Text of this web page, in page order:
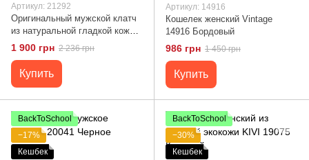
Артикул: 21292
Оригинальный мужской клатч
из натуральной гладкой кожи
21292 Vintage Черный
1 900 грн 2 236 грн
Купить
Артикул: 14916
Кошелек женский Vintage
14916 Бордовый
986 грн 1 450 грн
Купить
BackToSchool
−17%
Кешбек
BackToSchool
−30%
Кешбек